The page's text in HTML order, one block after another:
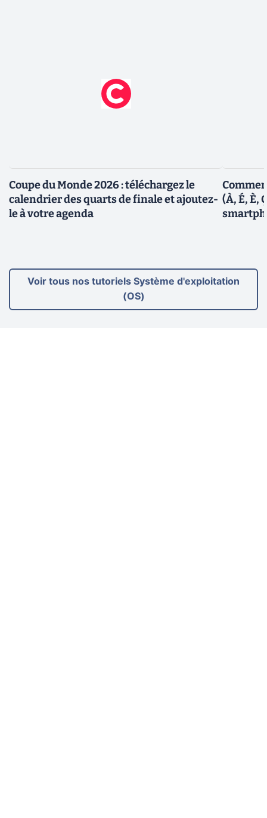
Coupe du Monde 2026 : téléchargez le
calendrier des quarts de finale et ajoutez-
le à votre agenda
(À, É, È,
Voir tous nos tutoriels Système d'exploitation
(OS)